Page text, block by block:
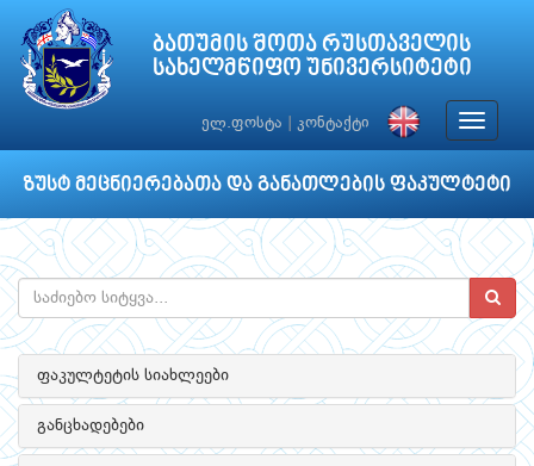
ბათუმის შოთა რუსთაველის
სახელმწიფო უნივერსიტეტი
ელ.ფოსტა კონტაქტი
Toggle
ზუსტ მეცნიერებათა და განათლების ფაკულტეტი
ფაკულტეტის სიახლეები
განცხადებები